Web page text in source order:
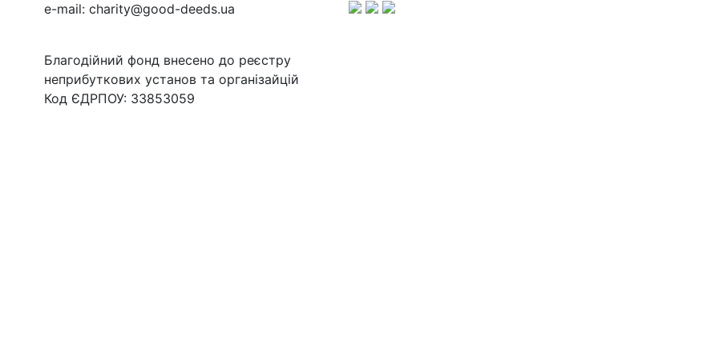
e-mail: charity@good-deeds.ua
Благодійний фонд внесено до реєстру
неприбуткових установ та організайцій
Код ЄДРПОУ: 33853059